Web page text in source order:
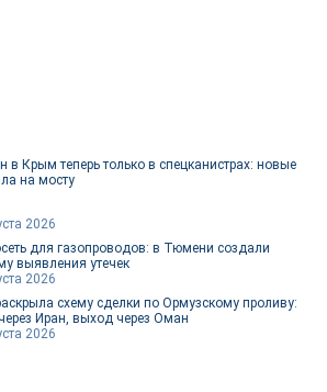
в Крым теперь только в спецканистрах: новые
на мосту
2026
для газопроводов: в Тюмени создали
выявления утечек
2026
схему сделки по Ормузскому проливу:
Иран, выход через Оман
2026